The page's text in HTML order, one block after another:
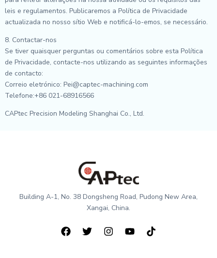
leis e regulamentos. Publicaremos a Política de Privacidade
actualizada no nosso sítio Web e notificá-lo-emos, se necessário.
8. Contactar-nos
Se tiver quaisquer perguntas ou comentários sobre esta Política
de Privacidade, contacte-nos utilizando as seguintes informações
de contacto:
Correio eletrónico: Pei@captec-machining.com
Telefone:+86 021-68916566
CAPtec Precision Modeling Shanghai Co., Ltd.
Building A-1, No. 38 Dongsheng Road, Pudong New Area,
Xangai, China.